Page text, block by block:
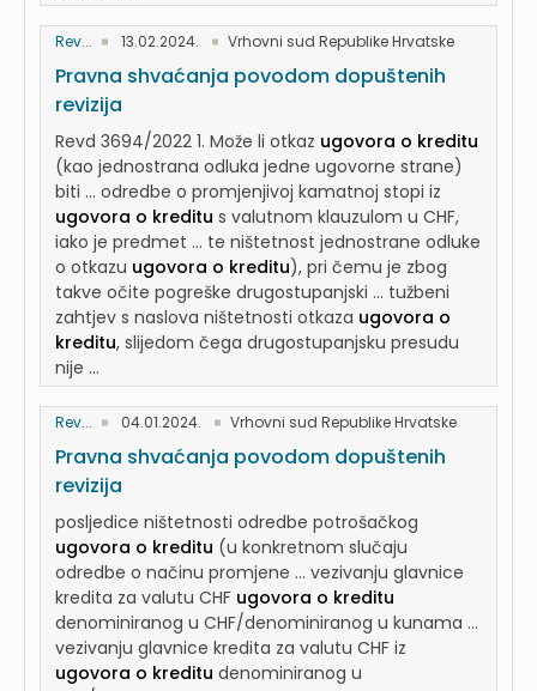
Rev... 13.02.2024. Vrhovni sud Republike Hrvatske
Pravna shvaćanja povodom dopuštenih
revizija
Revd 3694/2022 1. Može li otkaz ugovora o kreditu
(kao jednostrana odluka jedne ugovorne strane)
biti ... odredbe o promjenjivoj kamatnoj stopi iz
ugovora o kreditu s valutnom klauzulom u CHF,
iako je predmet ... te ništetnost jednostrane odluke
o otkazu ugovora o kreditu), pri čemu je zbog
takve očite pogreške drugostupanjski ... tužbeni
zahtjev s naslova ništetnosti otkaza ugovora o
kreditu, slijedom čega drugostupanjsku presudu
nije ...
Rev... 04.01.2024. Vrhovni sud Republike Hrvatske
Pravna shvaćanja povodom dopuštenih
revizija
posljedice ništetnosti odredbe potrošačkog
ugovora o kreditu (u konkretnom slučaju
odredbe o načinu promjene ... vezivanju glavnice
kredita za valutu CHF ugovora o kreditu
denominiranog u CHF/denominiranog u kunama ...
vezivanju glavnice kredita za valutu CHF iz
ugovora o kreditu denominiranog u